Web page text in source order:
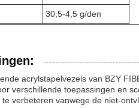
30,5-4,5 g/den
acrylstapelvezels van BZY
verschillende toepassingen en
verbeteren vanwege de niet-